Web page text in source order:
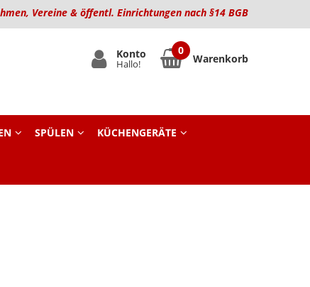
Vereine & öffentl. Einrichtungen nach §14 BGB
Konto
Hallo! Warenkorb
SPÜLEN KÜCHENGERÄTE